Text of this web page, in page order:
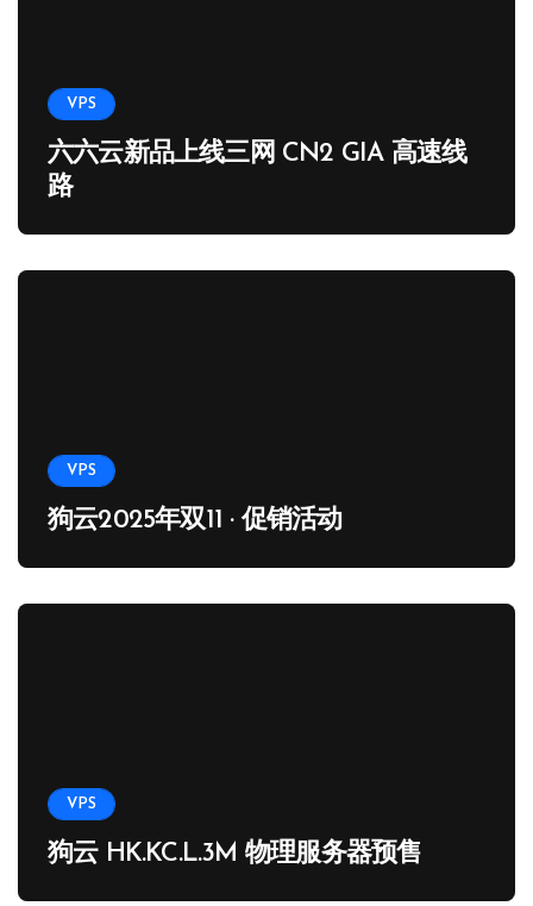
VPS
六六云新品上线三网 CN2 GIA 高速线
路
VPS
狗云2025年双11 · 促销活动
VPS
狗云 HK.KC.L.3M 物理服务器预售